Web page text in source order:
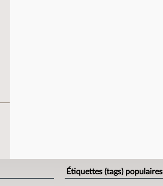
Étiquettes (tags) populaires